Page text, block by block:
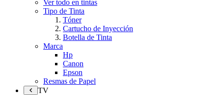
Ver todo en tintas
Tipo de Tinta
Tóner
Cartucho de Inyección
Botella de Tinta
Marca
Hp
Canon
Epson
Resmas de Papel
TV